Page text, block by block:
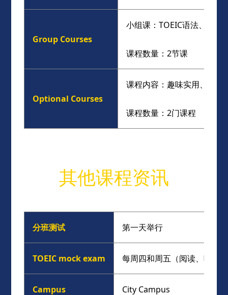
Group Courses
小组课：TOEIC语法、
课程数量：2节课
Optional Courses
课程内容：趣味实用、主
课程数量：2门课程
其他课程资讯
分班测试 第一天举行
TOEIC mock exam 每周四和周五（阅读、听力
Campus City Campus